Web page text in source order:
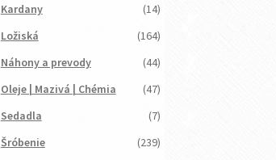
Kardany
(14)
Ložiská
(164)
Náhony a prevody
(44)
Oleje | Mazivá | Chémia
(47)
Sedadla
(7)
Šróbenie
(239)